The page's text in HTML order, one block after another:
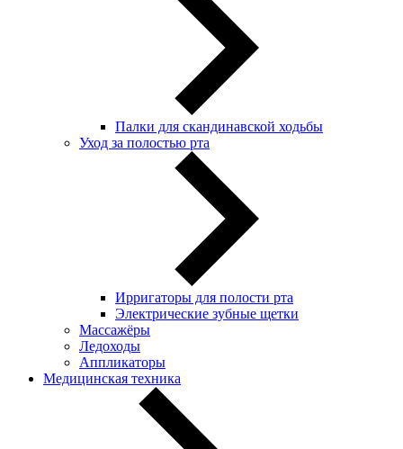
Палки для скандинавской ходьбы
Уход за полостью рта
Ирригаторы для полости рта
Электрические зубные щетки
Массажёры
Ледоходы
Аппликаторы
Медицинская техника